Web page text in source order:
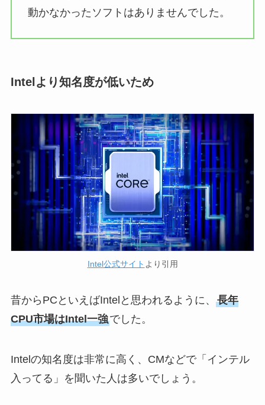
動かなかったソフトはありませんでした。
Intelより知名度が低いため
Intel公式サイト より引用
昔からPCといえばIntelと思われるように、 長年
CPU市場はIntel一強でした。
Intelの知名度は非常に高く、CMなどで「インテル
入ってる」を聞いた人は多いでしょう。